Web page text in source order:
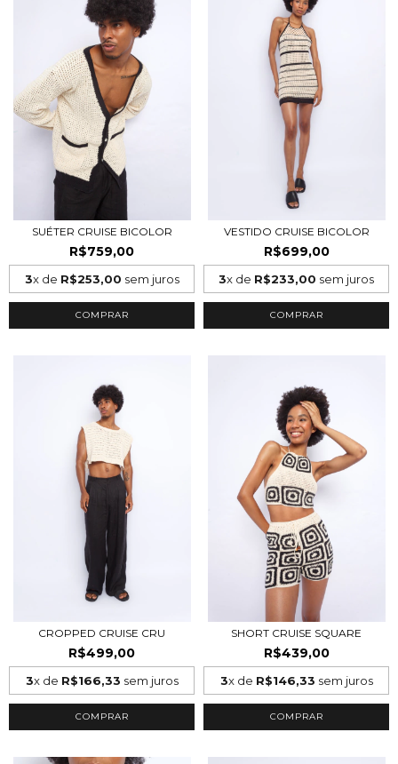
SUÉTER CRUISE BICOLOR
R$759,00
3x de R$253,00 sem juros
COMPRAR
VESTIDO CRUISE BICOLOR
R$699,00
3x de R$233,00 sem juros
COMPRAR
CROPPED CRUISE CRU
R$499,00
3x de R$166,33 sem juros
COMPRAR
SHORT CRUISE SQUARE
R$439,00
3x de R$146,33 sem juros
COMPRAR